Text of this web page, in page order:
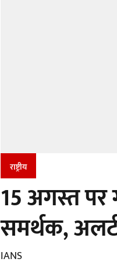
राष्ट्रीय
15 अगस्त पर
समर्थक,
IANS